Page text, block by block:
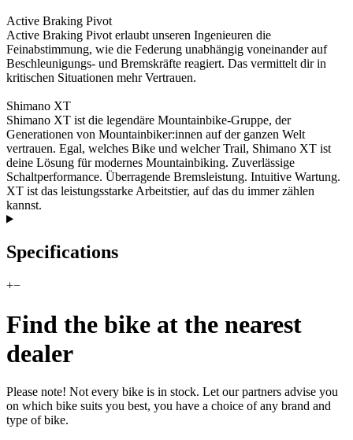
Active Braking Pivot
Active Braking Pivot erlaubt unseren Ingenieuren die
Feinabstimmung, wie die Federung unabhängig voneinander auf
Beschleunigungs- und Bremskräfte reagiert. Das vermittelt dir in
kritischen Situationen mehr Vertrauen.
Shimano XT
Shimano XT ist die legendäre Mountainbike-Gruppe, der
Generationen von Mountainbiker:innen auf der ganzen Welt
vertrauen. Egal, welches Bike und welcher Trail, Shimano XT ist
deine Lösung für modernes Mountainbiking. Zuverlässige
Schaltperformance. Überragende Bremsleistung. Intuitive Wartung.
XT ist das leistungsstarke Arbeitstier, auf das du immer zählen
kannst.
Specifications
+−
Find the bike at the nearest
dealer
Please note! Not every bike is in stock. Let our partners advise you
on which bike suits you best, you have a choice of any brand and
type of bike.